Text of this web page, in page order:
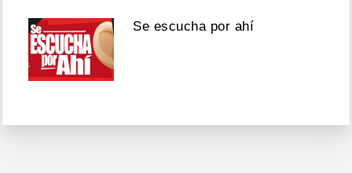
Se escucha por ahí